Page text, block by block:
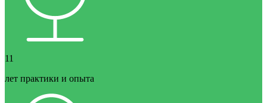
11
лет практики и опыта